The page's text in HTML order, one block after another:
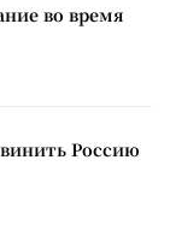
во время
Россию